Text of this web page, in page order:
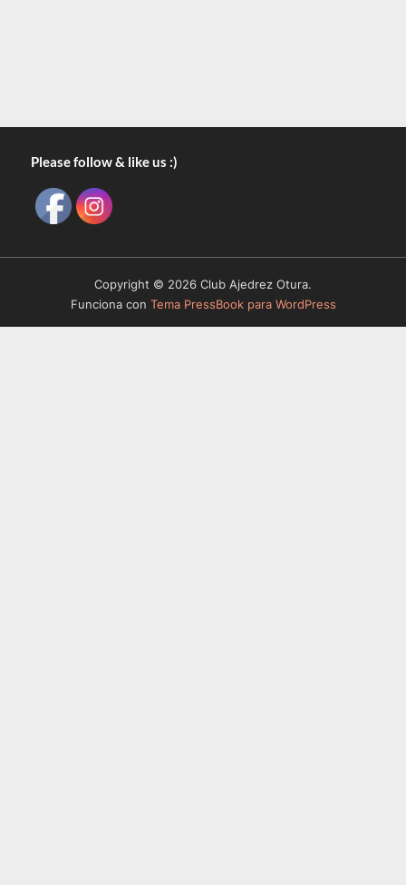
Please follow & like us :)
Copyright © 2026 Club Ajedrez Otura.
Funciona con Tema PressBook para WordPress